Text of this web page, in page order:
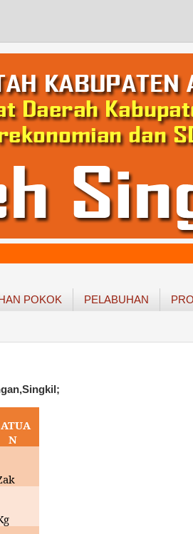
POKOK PELABUHAN
N